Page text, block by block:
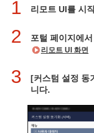
1 리모트 UI를 시
2 포털 페이지에
리모트 UI 화면
3
[커스텀 설정 동
니다.